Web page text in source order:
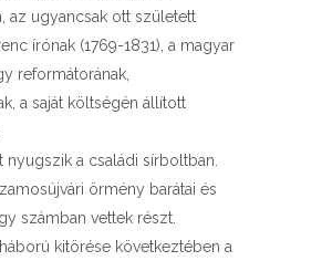
az ugyancsak ott született
írónak (1769-1831), a magyar
reformátorának,
a saját költségén állított
nyugszik a családi sírboltban.
örmény barátai és
számban vettek részt.
kitörése következtében a